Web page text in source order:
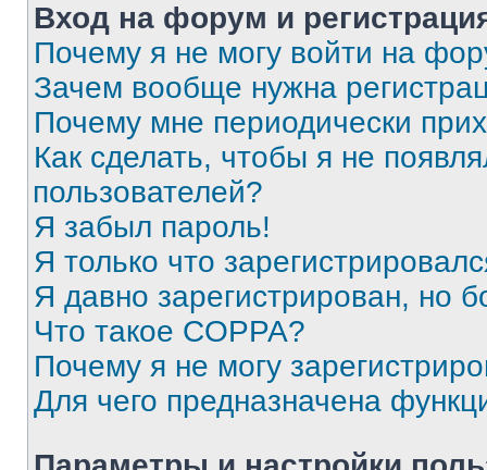
Вход на форум и
Почему я не могу войти на
Зачем вообще нужна
Почему мне периодически
Как сделать, чтобы я не
пользователей?
Я забыл пароль!
Я только что
Я давно зарегистрирован, но
Что такое COPPA?
Почему я не могу
Для чего предназначена